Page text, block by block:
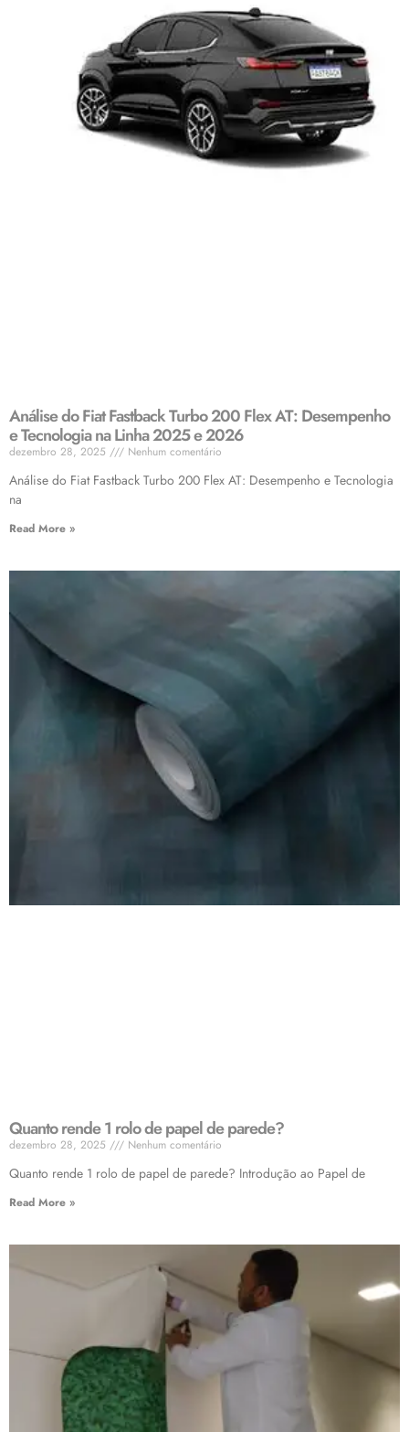
Análise do Fiat Fastback Turbo 200 Flex AT: Desempenho
e Tecnologia na Linha 2025 e 2026
dezembro 28, 2025 Nenhum comentário
Análise do Fiat Fastback Turbo 200 Flex AT: Desempenho e Tecnologia
na
Read More »
Quanto rende 1 rolo de papel de parede?
dezembro 28, 2025 Nenhum comentário
Quanto rende 1 rolo de papel de parede? Introdução ao Papel de
Read More »